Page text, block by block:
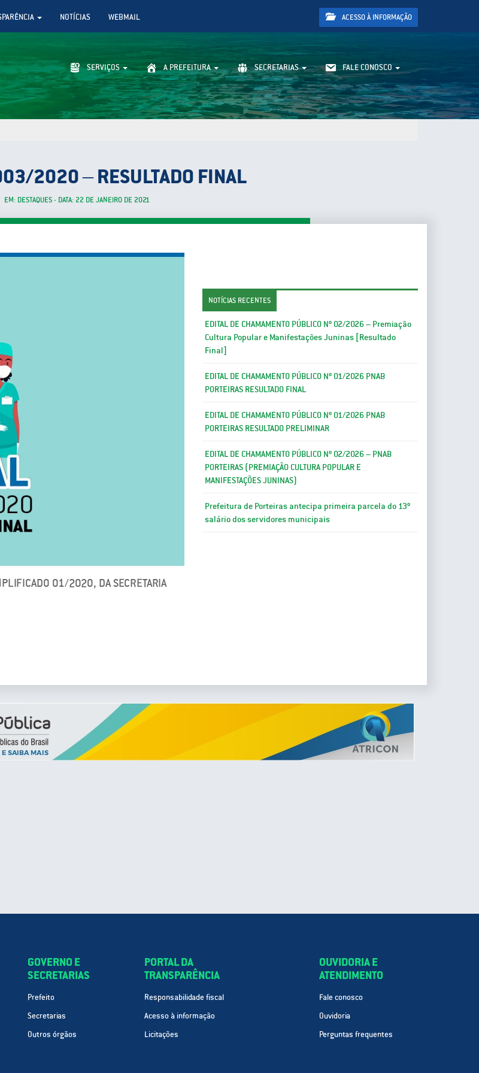
NOTÍCIAS WEBMAIL ACESSO À INFORMAÇÃO
SERVIÇOS A PREFEITURA SECRETARIAS FALE CONOSCO
2020 – RESULTADO FINAL
EM: DESTAQUES - DATA: 22 DE JANEIRO DE 2021
01/2020, DA SECRETARIA
NOTÍCIAS RECENTES
EDITAL DE CHAMAMENTO PÚBLICO Nº 02/2026 – Premiação
Cultura Popular e Manifestações Juninas [Resultado
Final]
EDITAL DE CHAMAMENTO PÚBLICO Nº 01/2026 PNAB
PORTEIRAS RESULTADO FINAL
EDITAL DE CHAMAMENTO PÚBLICO Nº 01/2026 PNAB
PORTEIRAS RESULTADO PRELIMINAR
EDITAL DE CHAMAMENTO PÚBLICO Nº 02/2026 – PNAB
PORTEIRAS (PREMIAÇÃO CULTURA POPULAR E
MANIFESTAÇÕES JUNINAS)
Prefeitura de Porteiras antecipa primeira parcela do 13º
salário dos servidores municipais
GOVERNO E
SECRETARIAS
Prefeito
Secretarias
Outros órgãos
PORTAL DA
TRANSPARÊNCIA
Responsabilidade fiscal
Acesso à informação
Licitações
OUVIDORIA E
ATENDIMENTO
Fale conosco
Ouvidoria
Perguntas frequentes